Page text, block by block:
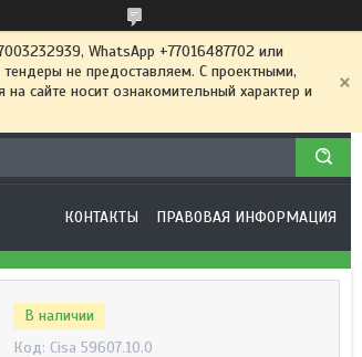
WhatsApp +77016487702 или
не предоставляем. С проектными,
сайте носит ознакомительный характер и
КОНТАКТЫ ПРАВОВАЯ ИНФОРМАЦИЯ
В наличии
Код: Cisa 59607.10.0